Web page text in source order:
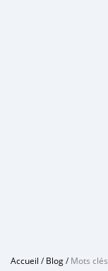
Accueil /Blog/Mots clés